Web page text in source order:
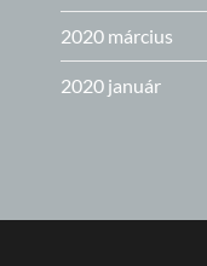
2020 március
2020 január